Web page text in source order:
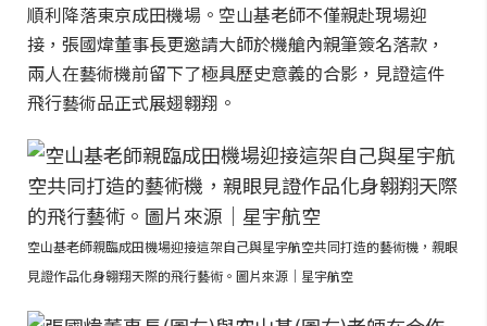
順利降落東京成田機場。空山基老師不僅親赴現場迎
接，張國煒董事長更邀請大師於機艙內親筆簽名落款，
兩人在藝術機前留下了極具歷史意義的合影，見證這件
飛行藝術品正式展翅翱翔。
空山基老師親臨成田機場迎接這架自己與星宇航空共同打造的藝術機，親眼
見證作品化身翱翔天際的飛行藝術。圖片來源｜星宇航空